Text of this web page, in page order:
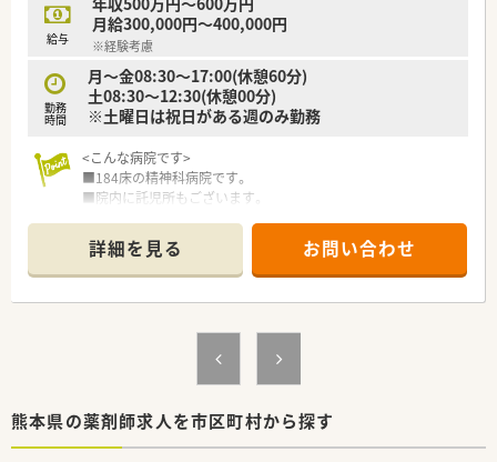
る方も安心して働けます。
■遠方からの就業を希望される方には、住宅等の相談も可能で
す。
給与
月給300,000円～400,000円
※経験考慮
勤務
時間
月～金08:30～17:00(休憩60分)
土08:30～12:30(休憩00分)
※土曜日は祝日がある週のみ勤務
<こんな病院です>
■184床の精神科病院です。
■院内に託児所もございます。
＜薬剤課情報＞
■薬剤師は常時2名体制となります。
■残業はほぼ0時間です。
■病院での実務経験が豊富な方は年収600万円のご提示を受け
■外来は院外処方です。
詳細を見る お問い合わせ
熊本県の薬剤師求人を市区町村から探す